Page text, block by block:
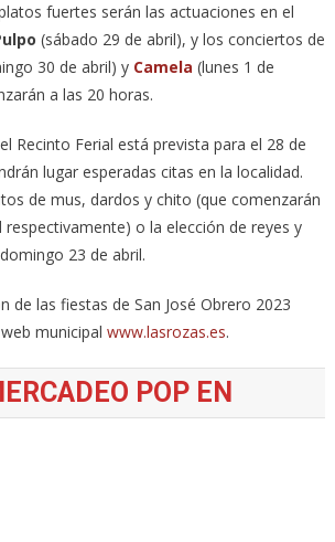
fuertes serán las actuaciones en el
(sábado 29 de abril), y los conciertos de
30 de abril) y Camela (lunes 1 de
a las 20 horas.
Recinto Ferial está prevista para el 28 de
lugar esperadas citas en la localidad.
de mus, dardos y chito (que comenzarán
respectivamente) o la elección de reyes y
23 de abril.
de las fiestas de San José Obrero 2023
municipal www.lasrozas.es.
POP EN